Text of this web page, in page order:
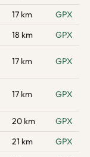
17 km
GPX
18 km
GPX
17 km GPX
17 km GPX
20 km
GPX
21 km
GPX